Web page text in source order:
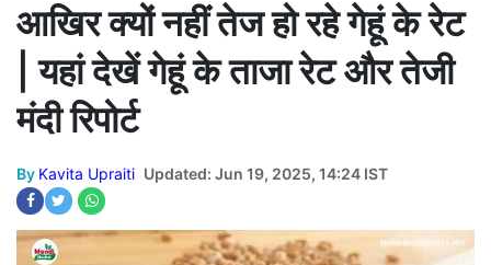
आखिर क्यों नहीं तेज हो रहे गेहूं के रेट
| यहां देखें गेहूं के ताजा रेट और तेजी
मंदी रिपोर्ट
By Kavita Upraiti Updated: Jun 19, 2025, 14:24 IST